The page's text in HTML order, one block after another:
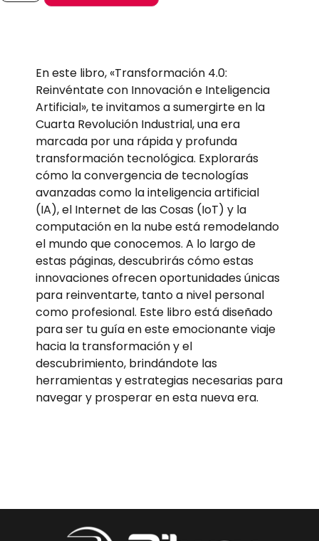
En este libro, «Transformación 4.0:
Reinvéntate con Innovación e Inteligencia
Artificial», te invitamos a sumergirte en la
Cuarta Revolución Industrial, una era
marcada por una rápida y profunda
transformación tecnológica. Explorarás
cómo la convergencia de tecnologías
avanzadas como la inteligencia artificial
(IA), el Internet de las Cosas (IoT) y la
computación en la nube está remodelando
el mundo que conocemos. A lo largo de
estas páginas, descubrirás cómo estas
innovaciones ofrecen oportunidades únicas
para reinventarte, tanto a nivel personal
como profesional. Este libro está diseñado
para ser tu guía en este emocionante viaje
hacia la transformación y el
descubrimiento, brindándote las
herramientas y estrategias necesarias para
navegar y prosperar en esta nueva era.